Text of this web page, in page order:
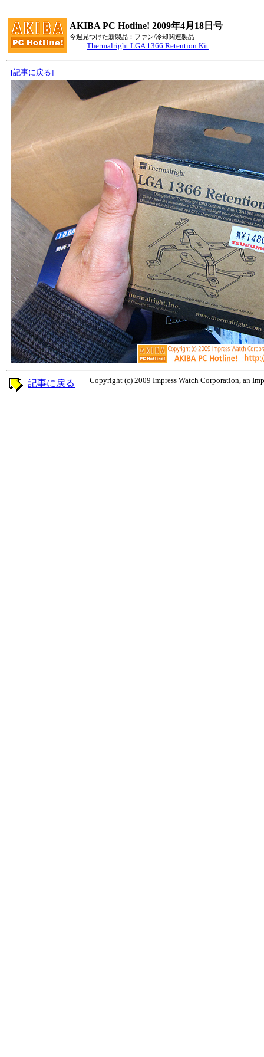
AKIBA PC Hotline! 2009年4月18日号
今週見つけた新製品：ファン/冷却関連製品
Thermalright LGA 1366 Retention Kit
[記事に戻る]
記事に戻る Copyright (c) 2009 Impress Watch Corporation, an